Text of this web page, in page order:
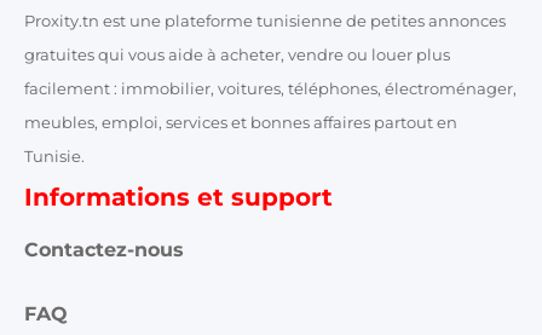
Proxity.tn est une plateforme tunisienne de petites annonces
gratuites qui vous aide à acheter, vendre ou louer plus
facilement : immobilier, voitures, téléphones, électroménager,
meubles, emploi, services et bonnes affaires partout en
Tunisie.
Informations et support
Contactez-nous
FAQ